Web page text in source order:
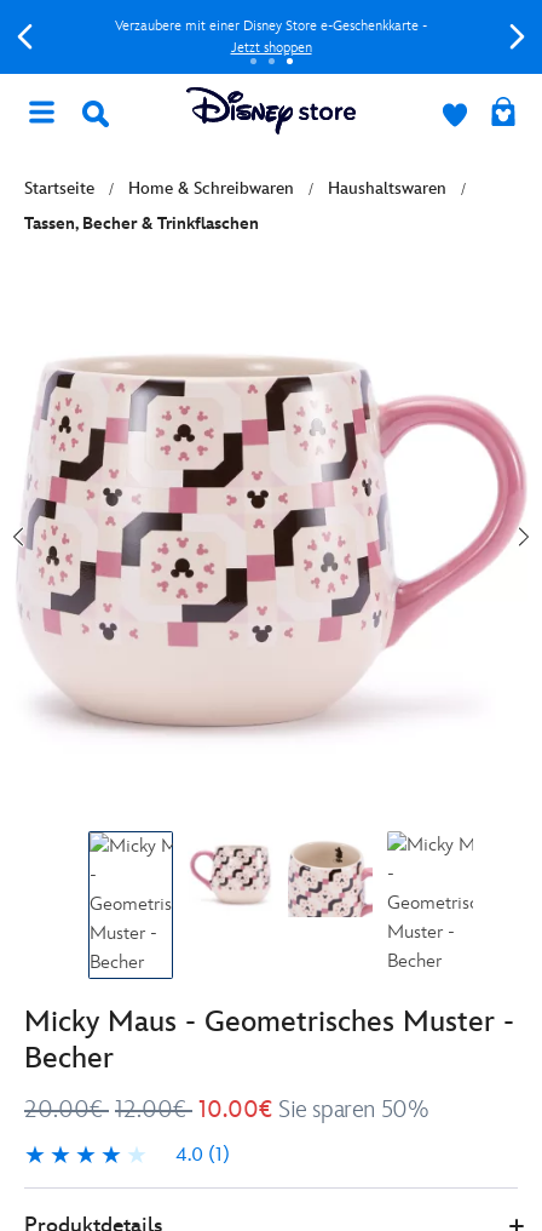
Verzaubere mit einer Disney Store e-Geschenkkarte -
Jetzt shoppen
Startseite Home & Schreibwaren
Haushaltswaren
Tassen, Becher & Trinkflaschen
Micky Maus - Geometrisches Muster -
Becher
20.00€ 12.00€ 10.00€ Sie sparen 50%
4.0 (1)
4.0
1
Produktdetails